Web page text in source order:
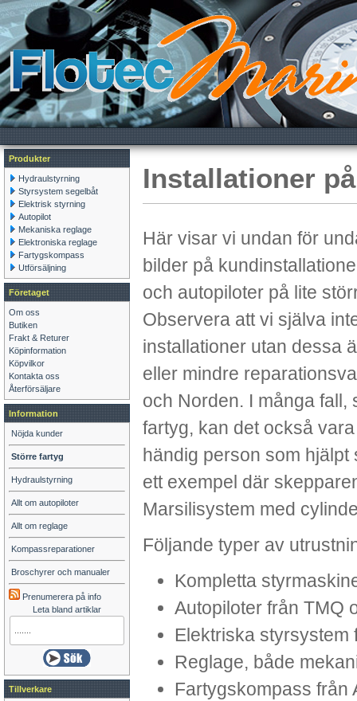
Installationer
Här visar vi undan för
bilder på
och autopiloter på lite
Observera att vi själva
installationer utan dessa
eller mindre
och Norden. I många fall,
fartyg, kan det också
händig person som
ett exempel där
Marsilisystem med
Följande typer av
Kompletta
Autopiloter från TMQ
Elektriska styrsystem
Reglage, både
Fartygskompass från
Produkter
Hydraulstyrning
Styrsystem segelbåt
Elektrisk styrning
Autopilot
Mekaniska reglage
Elektroniska reglage
Fartygskompass
Utförsäljning
Företaget
Om oss
Butiken
Frakt & Returer
Köpinformation
Köpvilkor
Kontakta oss
Återförsäljare
Information
Nöjda kunder
Större fartyg
Hydraulstyrning
Allt om autopiloter
Allt om reglage
Kompassreparationer
Broschyrer och manualer
Prenumerera på info
Leta bland artiklar
Tillverkare